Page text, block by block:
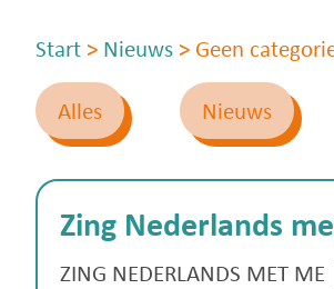
Start > Nieuws > Geen
Alles
Nieuws
Zing Nederlands
ZING NEDERLANDS MET